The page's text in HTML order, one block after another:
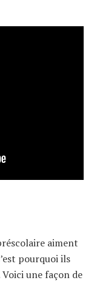
aiment
pourquoi ils
une façon de